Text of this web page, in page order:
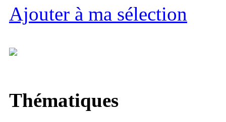
Ajouter à ma sélection
Thématiques